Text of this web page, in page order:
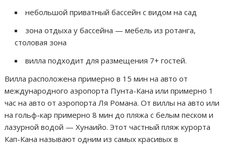
небольшой приватный бассейн с видом на сад
зона отдыха у бассейна — мебель из ротанга,
столовая зона
вилла подходит для размещения 7+ гостей.
Вилла расположена примерно в 15 мин на авто от
международного аэропорта Пунта-Кана или примерно 1
час на авто от аэропорта Ля Романа. От виллы на авто или
на гольф-кар примерно 8 мин до пляжа с белым песком и
лазурной водой — Хунаийо. Этот частный пляж курорта
Кап-Кана называют одним из самых красивых в